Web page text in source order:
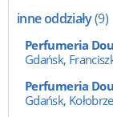
inne oddziały(9)
Perfumeria
Gdańsk,
Perfumeria
Gdańsk,